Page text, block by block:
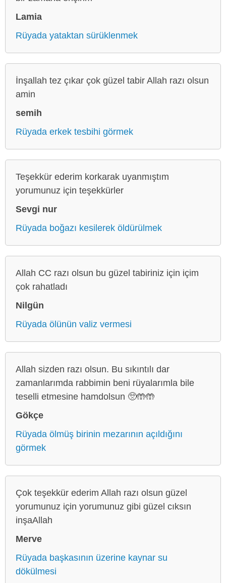
Lamia
Rüyada yataktan sürüklenmek
İnşallah tez çıkar çok güzel tabir Allah razı olsun
amin
semih
Rüyada erkek tesbihi görmek
Teşekkür ederim korkarak uyanmıştım
yorumunuz için teşekkürler
Sevgi nur
Rüyada boğazı kesilerek öldürülmek
Allah CC razı olsun bu güzel tabiriniz için içim
çok rahatladı
Nilgün
Rüyada ölünün valiz vermesi
Allah sizden razı olsun. Bu sıkıntılı dar
zamanlarımda rabbimin beni rüyalarımla bile
teselli etmesine hamdolsun 🥺🤲🤲
Gökçe
Rüyada ölmüş birinin mezarının açıldığını
görmek
Çok teşekkür ederim Allah razı olsun güzel
yorumunuz için yorumunuz gibi güzel cıksın
inşaAllah
Merve
Rüyada başkasının üzerine kaynar su
dökülmesi